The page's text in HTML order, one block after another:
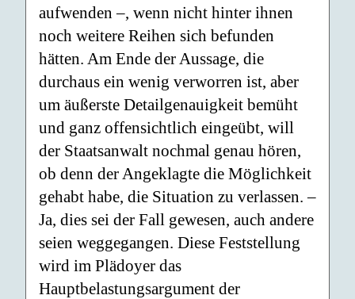
aufwenden –, wenn nicht hinter ihnen
noch weitere Reihen sich befunden
hätten. Am Ende der Aussage, die
durchaus ein wenig verworren ist, aber
um äußerste Detailgenauigkeit bemüht
und ganz offensichtlich eingeübt, will
der Staatsanwalt nochmal genau hören,
ob denn der Angeklagte die Möglichkeit
gehabt habe, die Situation zu verlassen. –
Ja, dies sei der Fall gewesen, auch andere
seien weggegangen. Diese Feststellung
wird im Plädoyer das
Hauptbelastungsargument der